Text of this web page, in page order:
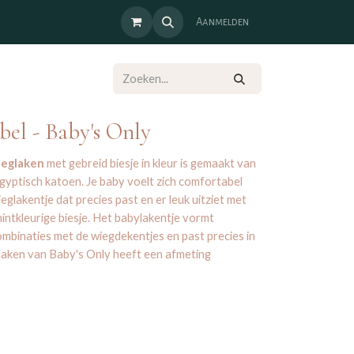
Aanmelden
- Baby's Only
met gebreid biesje in kleur is gemaakt van
katoen. Je baby voelt zich comfortabel
dat precies past en er leuk uitziet met
biesje. Het babylakentje vormt
met de wiegdekentjes en past precies in
van Baby's Only heeft een afmeting